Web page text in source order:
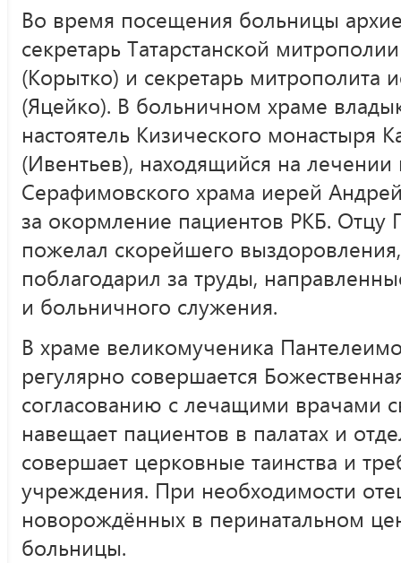
Во время посещения больницы
секретарь Татарстанской
(Корытко) и секретарь митрополита
(Яцейко). В больничном храме
настоятель Кизического монастыря
(Ивентьев), находящийся на лечении
Серафимовского храма иерей
за окормление пациентов РКБ. Отцу
пожелал скорейшего
поблагодарил за труды,
и больничного служения.
В храме великомученика
регулярно совершается
согласованию с лечащими врачами
навещает пациентов в палатах и
совершает церковные таинства и
учреждения. При необходимости
новорождённых в перинатальном
больницы.